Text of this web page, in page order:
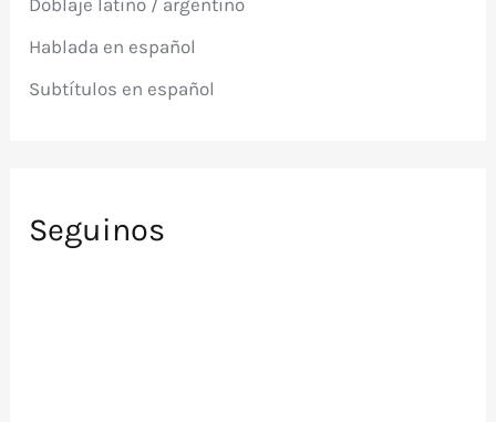
o
:
Doblaje latino / argentino
Hablada en español
Subtítulos en español
Seguinos